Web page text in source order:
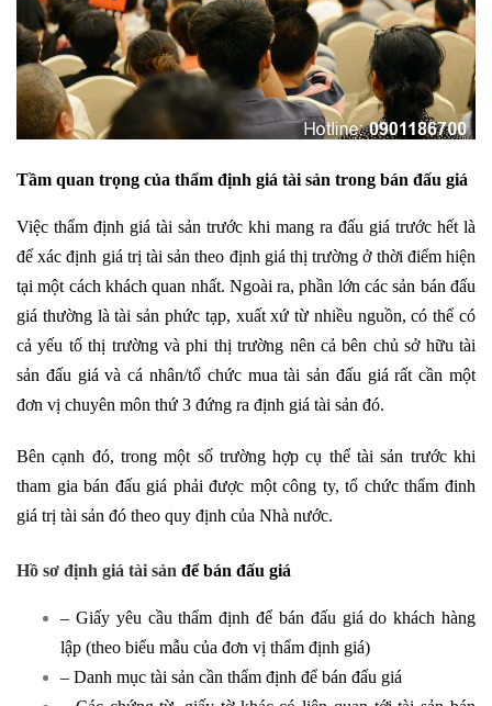
Tầm quan trọng của thẩm định giá tài sản trong bán đấu giá
Việc thẩm định giá tài sản trước khi mang ra đấu giá trước hết là
để xác định giá trị tài sản theo định giá thị trường ở thời điểm hiện
tại một cách khách quan nhất. Ngoài ra, phần lớn các sản bán đấu
giá thường là tài sản phức tạp, xuất xứ từ nhiều nguồn, có thể có
cả yếu tố thị trường và phi thị trường nên cả bên chủ sở hữu tài
sản đấu giá và cá nhân/tổ chức mua tài sản đấu giá rất cần một
đơn vị chuyên môn thứ 3 đứng ra định giá tài sản đó.
Bên cạnh đó, trong một số trường hợp cụ thể tài sản trước khi
tham gia bán đấu giá phải được một công ty, tổ chức thẩm đinh
giá trị tài sản đó theo quy định của Nhà nước.
Hồ sơ định giá tài sản để bán đấu giá
– Giấy yêu cầu thẩm định để bán đấu giá do khách hàng
lập (theo biểu mẫu của đơn vị thẩm định giá)
– Danh mục tài sản cần thẩm định để bán đấu giá